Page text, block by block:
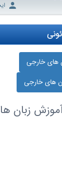
های خارجی
های خارجی
زبان‌